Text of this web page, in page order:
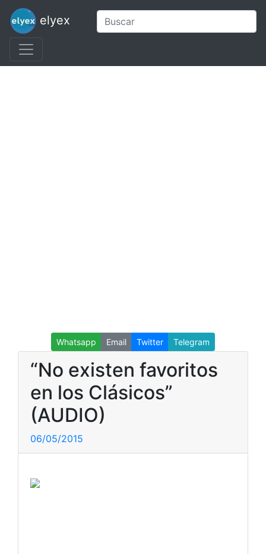
elyex
Whatsapp Email Twitter Telegram
“No existen favoritos
en los Clásicos”
(AUDIO)
06/05/2015